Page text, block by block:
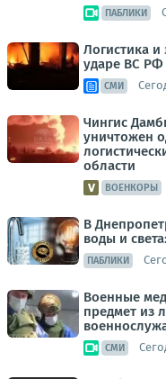
ПАБЛИКИ
Логистика и
ударе ВС РФ
СМИ
Чингис
уничтожен
области
ВОЕНКОРЫ
В
воды и
ПАБЛИКИ
Военные
предмет из
СМИ